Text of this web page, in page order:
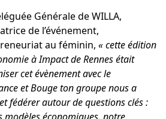
Générale de WILLA,
de l’événement,
au féminin, « cette édition
à Impact de Rennes était
cet évènement avec le
et Bouge ton groupe nous a
fédérer autour de questions clés :